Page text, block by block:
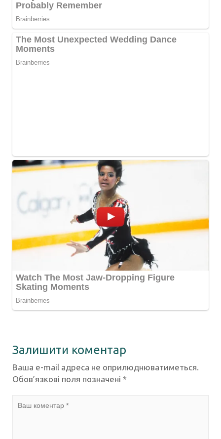
Залишити коментар
Ваша e-mail адреса не оприлюднюватиметься.
Обов’язкові поля позначені *